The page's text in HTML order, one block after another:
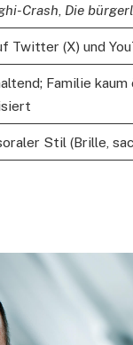
Crash Die
Twitter (X) und
Familie
Stil (Brille,